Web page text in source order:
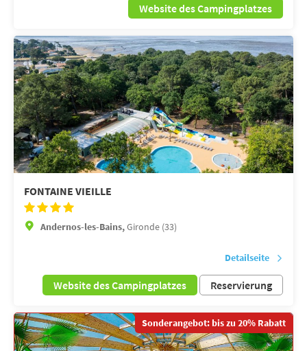
Website des Campingplatzes
FONTAINE VIEILLE
Andernos-les-Bains,Gironde (33)
Detailseite
Website des Campingplatzes Reservierung
Sonderangebot: bis zu 20% Rabatt